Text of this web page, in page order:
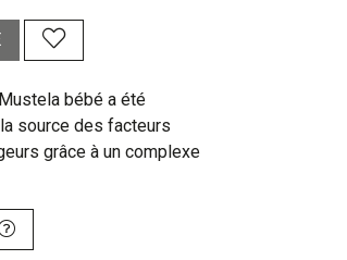
bébé a été
source des facteurs
grâce à un complexe